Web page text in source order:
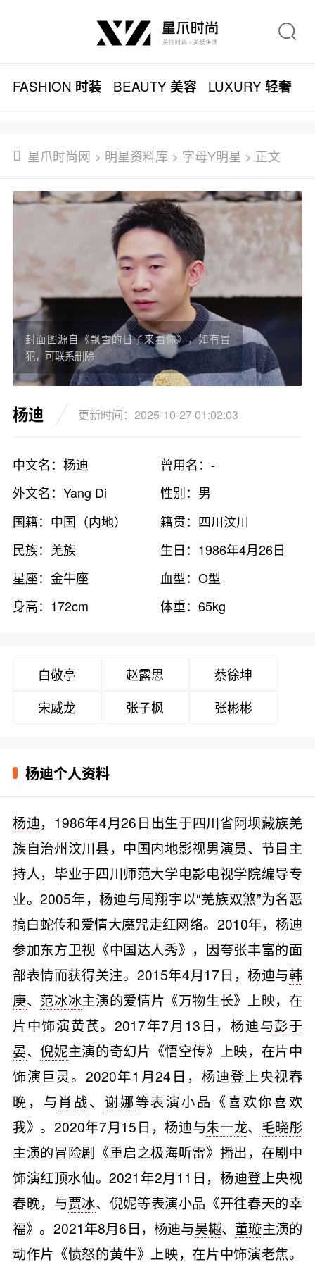
FASHION 时装 BEAUTY美容 LUXURY轻奢
星爪时尚网 > 明星资料库 > 字母Y明星 > 正文
封面图源自《飘雪的日子来看你》，如有冒
犯，可联系删除
杨迪 更新时间：2025-10-27 01:02:03
中文名：杨迪
曾用名：-
外文名：Yang Di
性别：男
国籍：中国（内地）
籍贯：四川汶川
民族：羌族
生日：1986年4月26日
星座：金牛座
血型：O型
身高：172cm
体重：65kg
白敬亭 赵露思
蔡徐坤
宋威龙
张子枫 张彬彬
杨迪个人资料
杨迪，1986年4月26日出生于四川省阿坝藏族羌
族自治州汶川县，中国内地影视男演员、节目主
持人，毕业于四川师范大学电影电视学院编导专
业。2005年，杨迪与周翔宇以“羌族双煞”为名恶
搞白蛇传和爱情大魔咒走红网络。2010年，杨迪
参加东方卫视《中国达人秀》，因夸张丰富的面
部表情而获得关注。2015年4月17日，杨迪与韩
庚、 范冰冰主演的爱情片《万物生长》上映，在
片中饰演黄芪。2017年7月13日，杨迪与彭于
晏、倪妮主演的奇幻片《悟空传》上映，在片中
饰演巨灵。2020年1月24日，杨迪登上央视春
晚，与肖战、 谢娜等表演小品《喜欢你喜欢
我》。2020年7月15日，杨迪与朱一龙、 毛晓彤
主演的冒险剧《重启之极海听雷》播出，在剧中
饰演红顶水仙。2021年2月11日，杨迪登上央视
春晚，与贾冰、倪妮等表演小品《开往春天的幸
福》。2021年8月6日，杨迪与吴樾、 董璇主演的
动作片《愤怒的黄牛》上映，在片中饰演老焦。